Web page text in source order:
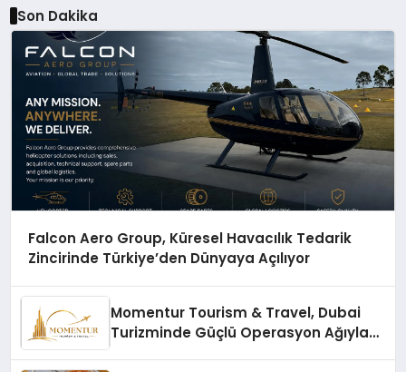
Son Dakika
Falcon Aero Group, Küresel Havacılık Tedarik
Zincirinde Türkiye’den Dünyaya Açılıyor
Momentur Tourism & Travel, Dubai
Turizminde Güçlü Operasyon Ağıyla